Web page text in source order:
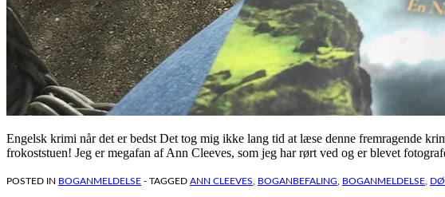
Engelsk krimi når det er bedst Det tog mig ikke lang tid at læse denne fremragende
frokoststuen! Jeg er megafan af Ann Cleeves, som jeg har rørt ved og er blevet
POSTED IN BOGANMELDELSE - TAGGED ANN CLEEVES BOGANBEFALING BOGANMELDELSE